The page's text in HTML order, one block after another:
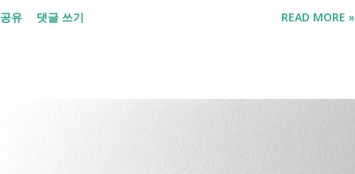
것조차 포기하고 싶어집니다. 그래서 포기하지 않길 바라는 마음에 쉽게
공유 댓글 쓰기 READ MORE »